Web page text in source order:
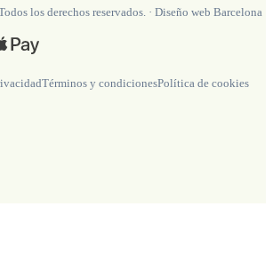
los derechos reservados. · Diseño web Barcelona
Términos y condicionesPolítica de cookies